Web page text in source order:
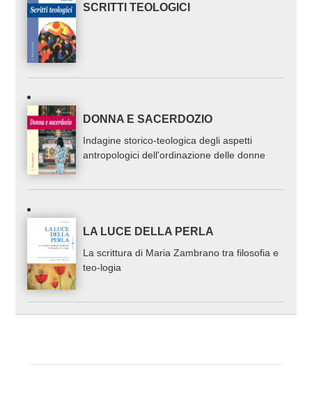
SCRITTI TEOLOGICI
DONNA E SACERDOZIO
Indagine storico-teologica degli aspetti
antropologici dell'ordinazione delle donne
LA LUCE DELLA PERLA
La scrittura di Maria Zambrano tra filosofia e
teo-logia